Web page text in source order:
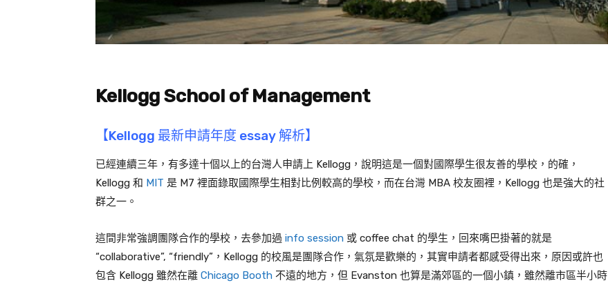
Kellogg School of Management
【Kellogg 最新申請年度 essay 解析】
已經連續三年，有多達十個以上的台灣人申請上 Kellogg，說明這是一個對國際學生很友善的學校，的確，
Kellogg 和 MIT 是 M7 裡面錄取國際學生相對比例較高的學校，而在台灣 MBA 校友圈裡，Kellogg 也是強大的社
群之一。
這間非常強調團隊合作的學校，去參加過 info session 或 coffee chat 的學生，回來嘴巴掛著的就是
“collaborative”, “friendly”，Kellogg 的校風是團隊合作，氣氛是歡樂的，其實申請者都感受得出來，原因或許也
包含 Kellogg 雖然在離 Chicago Booth 不遠的地方，但 Evanston 也算是滿郊區的一個小鎮，雖然離市區半小時